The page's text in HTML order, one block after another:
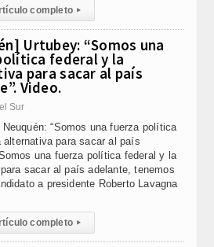
completo ▸
Urtubey: “Somos una
federal y la
para sacar al país
Video.
Sur
“Somos una fuerza política
alternativa para sacar al país
una fuerza política federal y la
sacar al país adelante, tenemos
a presidente Roberto Lavagna
completo ▸